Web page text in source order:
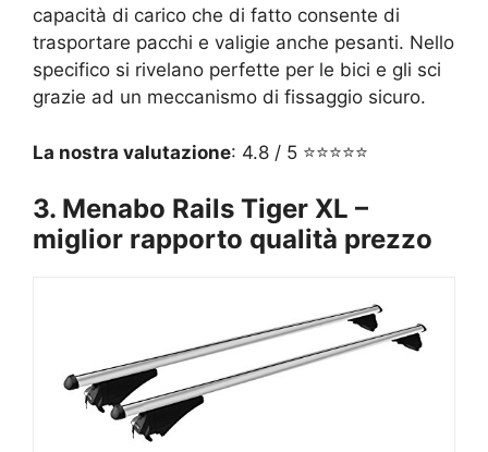
capacità di carico che di fatto consente di
trasportare pacchi e valigie anche pesanti. Nello
specifico si rivelano perfette per le bici e gli sci
grazie ad un meccanismo di fissaggio sicuro.
La nostra valutazione: 4.8 / 5 ⭐⭐⭐⭐⭐
3. Menabo Rails Tiger XL –
miglior rapporto qualità prezzo